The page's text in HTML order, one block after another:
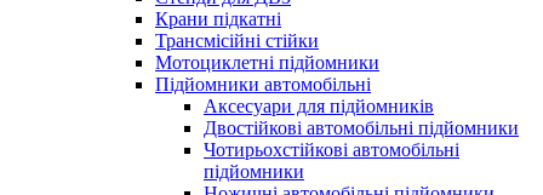
Крани підкатні
Трансмісійні стійки
Мотоциклетні підйомники
Підйомники автомобільні
Аксесуари для підйомників
Двостійкові автомобільні підйомники
Чотирьохстійкові автомобільні
підйомники